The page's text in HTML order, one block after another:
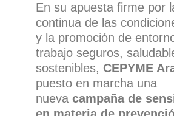
En su apuesta firme por
continua de las
y la promoción de
trabajo seguros,
sostenibles, CEPYME
puesto en marcha una
nueva campaña de